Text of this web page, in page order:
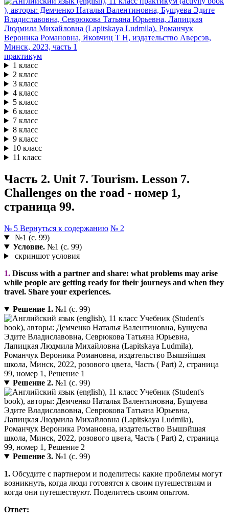
практикум
1 класс
2 класс
3 класс
4 класс
5 класс
6 класс
7 класс
8 класс
9 класс
10 класс
11 класс
Часть 2. Unit 7. Tourism. Lesson 7.
Challenges on the road - номер 1,
страница 99.
№ 5 Вернуться к содержанию № 2
№1 (с. 99)
Условие.№1 (с. 99)
скриншот условия
1. Discuss with a partner and share: what problems may arise
while people are getting ready for their journeys and when they
travel. Share your experiences.
Решение 1.№1 (с. 99)
Решение 2.№1 (с. 99)
Решение 3.№1 (с. 99)
1. Обсудите с партнером и поделитесь: какие проблемы могут
возникнуть, когда люди готовятся к своим путешествиям и
когда они путешествуют. Поделитесь своим опытом.
Ответ: